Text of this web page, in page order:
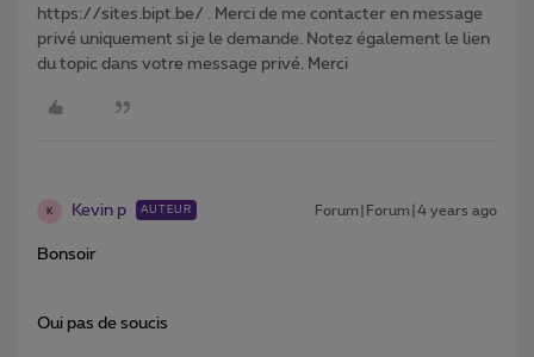
https://sites.bipt.be/ . Merci de me contacter en message
privé uniquement si je le demande. Notez également le lien
du topic dans votre message privé. Merci
K Kevin p AUTEUR Forum|Forum|4 years ago
Bonsoir
Oui pas de soucis